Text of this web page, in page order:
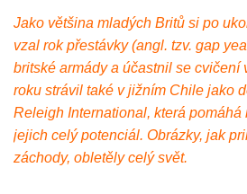
Jako většina mladých Britů si po
vzal rok přestávky (angl. tzv. gap
britské armády a účastnil se cvičení
roku strávil také v jižním Chile jako
Releigh International, která
jejich celý potenciál. Obrázky, jak
záchody, obletěly celý svět.